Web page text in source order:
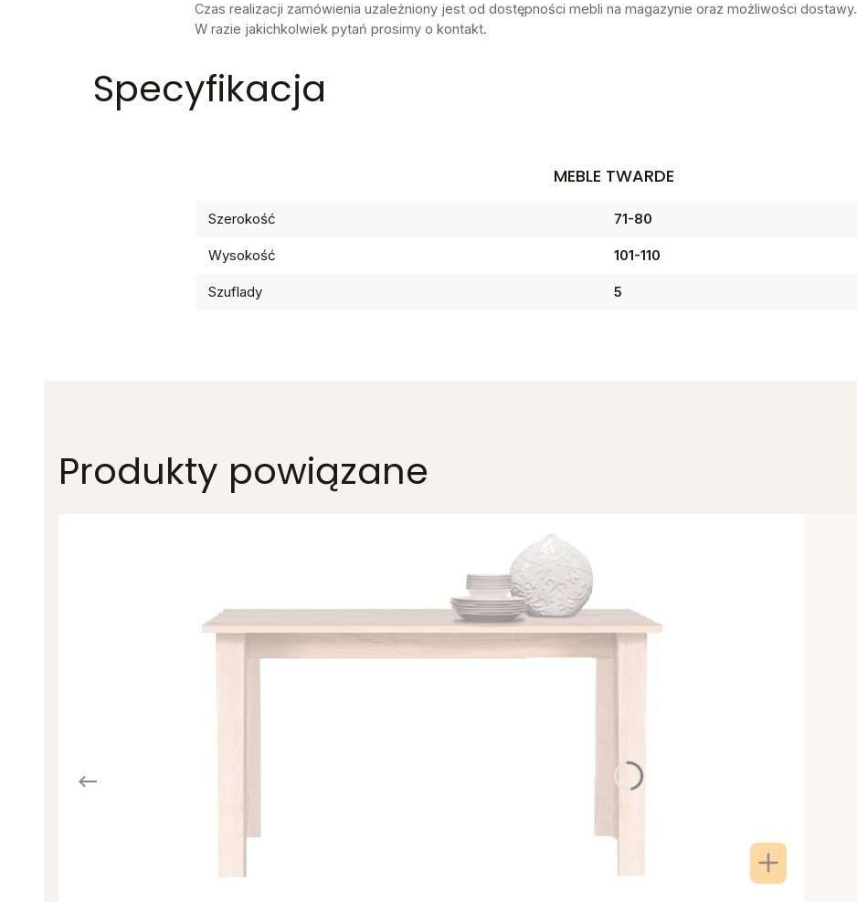
Czas realizacji zamówienia uzależniony jest od dostępności mebli na magazynie oraz możliwości dostawy.
W razie jakichkolwiek pytań prosimy o kontakt.
Specyfikacja
MEBLE TWARDE
Szerokość 71-80
Wysokość 101-110
Szuflady 5
Produkty powiązane